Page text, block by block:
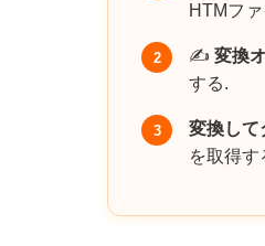
HTMフ
2 ✍️ 変換
する.
3 変換して
を取得す